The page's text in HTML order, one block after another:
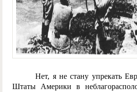
Нет, я не стану упрекать
Штаты Америки в